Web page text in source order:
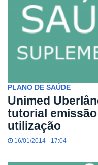
PLANO DE SAÚDE
Unimed
tutorial
utilização
16/01/2014 - 17:04